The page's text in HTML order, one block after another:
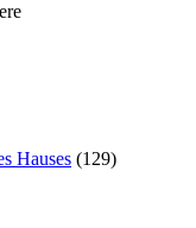
Hauses (129)